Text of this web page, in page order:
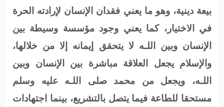
بيعة دينية، وهو ما يعني فقدان الإنسان لإرادته الحرة
في الاختيار، كما يعني وجود مؤسسة وسيطة بين
الإنسان وبين اللـه لا يتحقق إيمانه إلا من خلالها،
والإسلام يجعل العلاقة مباشرة بين الإنسان وبين
اللـه، ويجعل من محمد صلى اللـه عليه وسلم
مستحقا للطاعة فيما يتصل بالتشريع، بينما اجتهادات